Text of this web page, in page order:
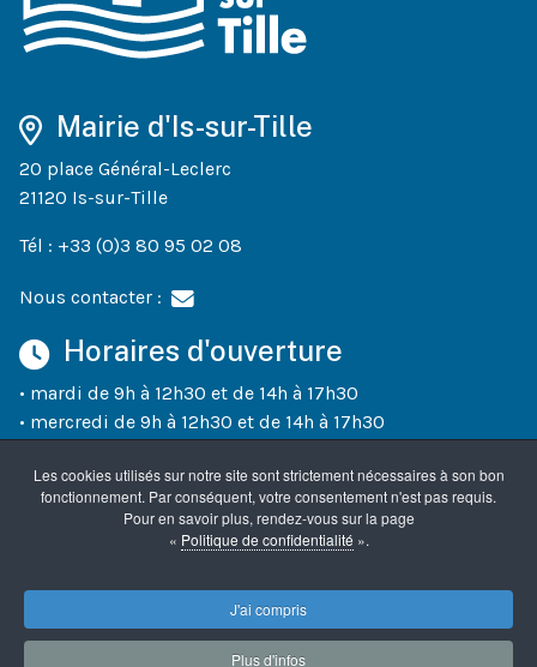
Mairie d'Is-sur-Tille
20 place Général-Leclerc
21120 Is-sur-Tille
Tél : +33 (0)3 80 95 02 08
Nous contacter :
Horaires d'ouverture
• mardi de 9h à 12h30 et de 14h à 17h30
• mercredi de 9h à 12h30 et de 14h à 17h30
• vendredi de 9h à 12h30 et de 14h à 17h30
• un samedi sur deux (semaines paires) de 10h à 12h
Accueil Mentions légales Confidentialité
Les cookies utilisés sur notre site sont strictement nécessaires à son bon
fonctionnement. Par conséquent, votre consentement n'est pas requis.
Pour en savoir plus, rendez-vous sur la page
« Politique de confidentialité ».
J'ai compris
Plus d'infos